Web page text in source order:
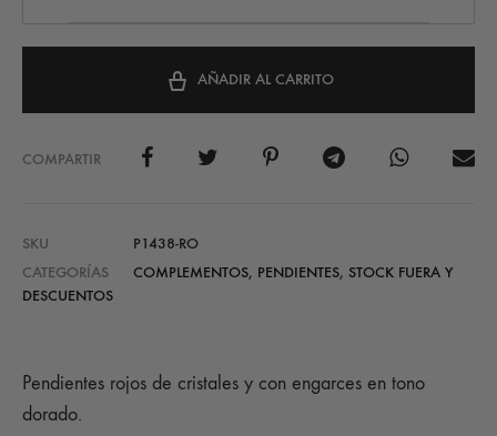
AÑADIR AL CARRITO
COMPARTIR
SKU
P1438-RO
CATEGORÍAS
COMPLEMENTOS, PENDIENTES, STOCK FUERA Y
DESCUENTOS
Pendientes rojos de cristales y con engarces en tono
dorado.